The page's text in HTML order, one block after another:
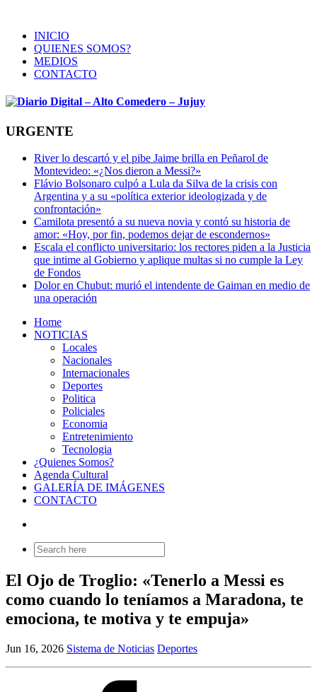
INICIO
QUIENES SOMOS?
MEDIOS
CONTACTO
URGENTE
River lo descartó y el pibe Jaime brilla en Peñarol de
Montevideo: «¿Nos dieron a Messi?»
Flávio Bolsonaro culpó a Lula da Silva de la crisis con
Argentina y a su «política exterior ideologizada y de
confrontación»
Camilota presentó a su nueva novia y contó su historia de
amor: «Hoy, por fin, podemos dejar de escondernos»
Escala el conflicto universitario: los rectores piden a la Justicia
que intime al Gobierno y aplique multas si no cumple la Ley
de Fondos
Dolor en Chubut: murió el intendente de Gaiman en medio de
una operación
Home
NOTICIAS
Locales
Nacionales
Internacionales
Deportes
Politica
Policiales
Economia
Entretenimiento
Tecnologia
¿Quienes Somos?
Agenda Cultural
GALERÍA DE IMÁGENES
CONTACTO
Search
for:
El Ojo de Troglio: «Tenerlo a Messi es
como cuando lo teníamos a Maradona, te
emociona, te motiva y te empuja»
Jun 16, 2026 Sistema de Noticias Deportes